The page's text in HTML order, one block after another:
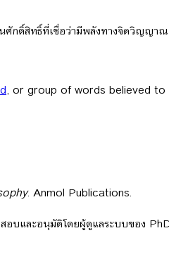
กดิ์สิทธิ์ที่เชื่อว่ามีพลังทางจิตวิญญา
, or group of words believed to
. Anmol Publications.
อบและอนุมัติโดยผู้ดูแลระบบของ